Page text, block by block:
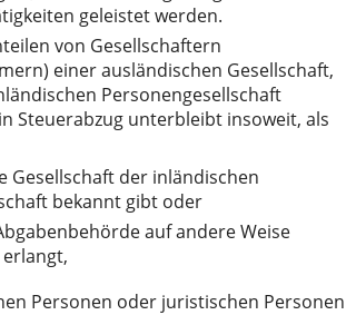
geleistet werden.
von Gesellschaftern
einer ausländischen Gesellschaft,
Personengesellschaft
Steuerabzug unterbleibt insoweit, als
Gesellschaft der inländischen
bekannt gibt oder
auf andere Weise
Personen oder juristischen Personen